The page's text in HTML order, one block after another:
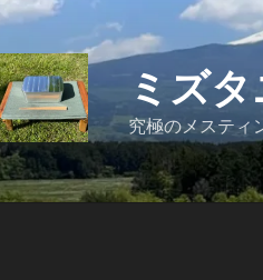
ミズタ
究極のメスティ